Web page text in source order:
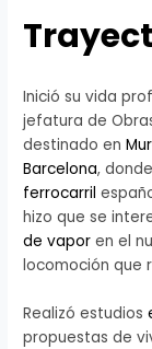
Inició su vida
jefatura de
destinado en
Barcelona,
ferrocarril
hizo que se
de vapor en el
locomoción que
Realizó estudios
propuestas de